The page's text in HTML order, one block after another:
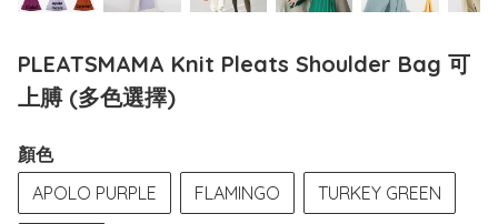
PLEATSMAMA Knit Pleats Shoulder Bag 可
上膊 (多色選擇)
顏色
APOLO PURPLE
FLAMINGO TURKEY GREEN